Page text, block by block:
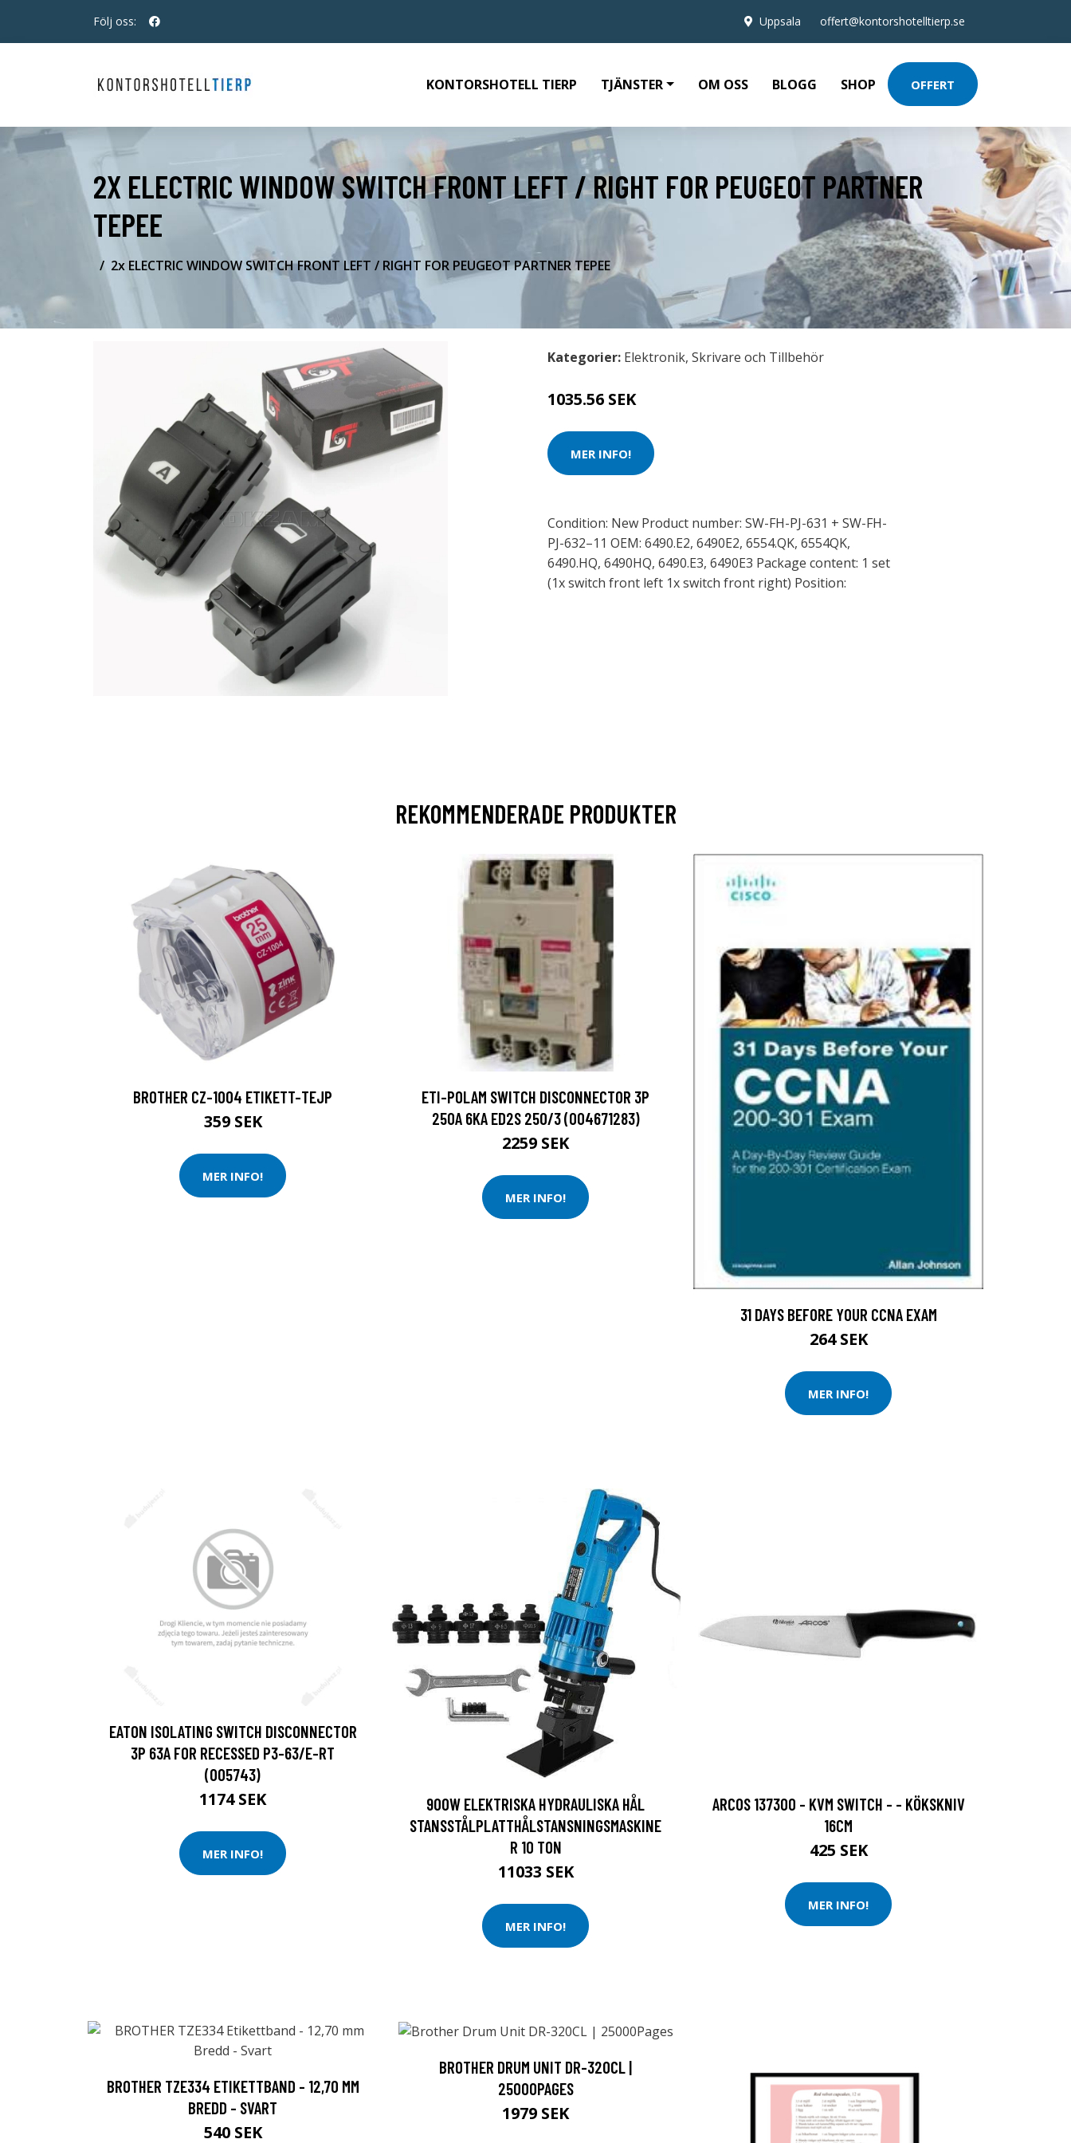
Följ oss: Uppsala offert@kontorshotelltierp.se
KONTORSHOTELL TIERP TJÄNSTER OM OSS BLOGG SHOP OFFERT
2X ELECTRIC WINDOW SWITCH FRONT LEFT / RIGHT FOR PEUGEOT PARTNER
TEPEE
2x ELECTRIC WINDOW SWITCH FRONT LEFT / RIGHT FOR PEUGEOT PARTNER TEPEE
Kategorier: Elektronik, Skrivare och Tillbehör
1035.56 SEK
MER INFO!
Condition: New Product number: SW-FH-PJ-631 + SW-FH-
PJ-632–11 OEM: 6490.E2, 6490E2, 6554.QK, 6554QK,
6490.HQ, 6490HQ, 6490.E3, 6490E3 Package content: 1 set
(1x switch front left 1x switch front right) Position:
REKOMMENDERADE PRODUKTER
BROTHER CZ-1004 ETIKETT-TEJP
359 SEK
MER INFO!
ETI-POLAM SWITCH DISCONNECTOR 3P
250A 6KA ED2S 250/3 (004671283)
2259 SEK
MER INFO!
31 DAYS BEFORE YOUR CCNA EXAM
264 SEK
MER INFO!
EATON ISOLATING SWITCH DISCONNECTOR
3P 63A FOR RECESSED P3-63/E-RT
(005743)
1174 SEK
MER INFO!
900W ELEKTRISKA HYDRAULISKA HÅL
STANSSTÅLPLATTHÅLSTANSNINGSMASKINE
R 10 TON
11033 SEK
MER INFO!
ARCOS 137300 - KVM SWITCH - - KÖKSKNIV
16CM
425 SEK
MER INFO!
BROTHER TZE334 ETIKETTBAND - 12,70 MM
BREDD - SVART
540 SEK
BROTHER DRUM UNIT DR-320CL |
25000PAGES
1979 SEK